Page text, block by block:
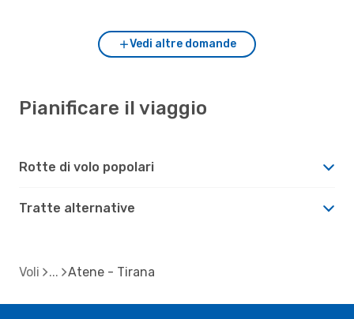
Vedi altre domande
Pianificare il viaggio
Rotte di volo popolari
Tratte alternative
Voli Atene - Tirana